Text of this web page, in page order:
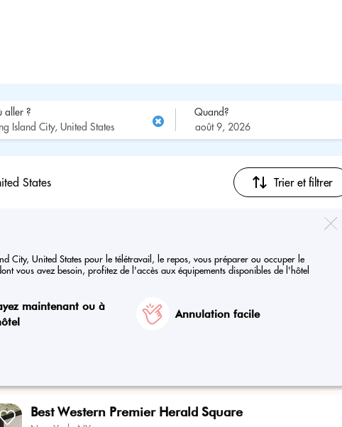
aller ? Quand?
States Trier et filtrer
City, United States pour le télétravail, le repos, vous préparer ou occuper le
vous avez besoin, profitez de l'accès aux équipements disponibles de l'hôtel
maintenant ou à
Annulation facile
Best Western Premier Herald Square